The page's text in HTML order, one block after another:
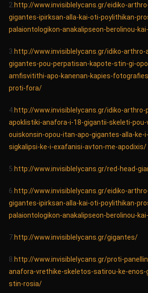
2. http://www.invisiblelycans.gr/eidiko-
gigantes-ipirksan-alla-kai-oti-poylithikan-
palaiontologikon-anakalipseon-berolinou-
3. http://www.invisiblelycans.gr/idiko-arthro-
gigantes-pou-perpatisan-kapote-stin-gi-
amfisvitithi-apo-kanenan-kapies-
proti-fora/
4. http://www.invisiblelycans.gr/idiko-arthro-
apoklistiki-anafora-i-18-gigantii-skeleti-
ouiskonsin-opou-itan-apo-gigantes-alla-ke-
sigkalipsi-ke-i-exafanisi-avton-me-apodixis/
5. http://www.invisiblelycans.gr/red-head-
6. http://www.invisiblelycans.gr/eidiko-
gigantes-ipirksan-alla-kai-oti-poylithikan-
palaiontologikon-anakalipseon-berolinou-
7. http://www.invisiblelycans.gr/gigantes/
8. http://www.invisiblelycans.gr/proti-
anafora-vrethike-skeletos-satirou-ke-enos-
stin-rosia/